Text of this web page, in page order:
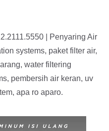
| Penyaring Air
systems, paket filter air,
water filtering
pembersih air keran, uv
apa ro aparo.